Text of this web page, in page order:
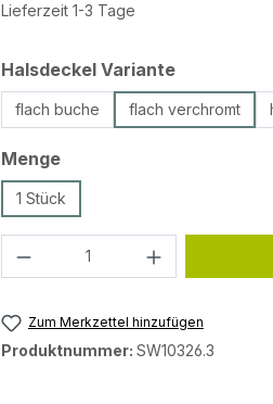
Lieferzeit 1-3 Tage
Halsdeckel Varianteauswählen
flach buche flach verchromt
Mengeauswählen
1 Stück
Produkt Anzahl: Gib
Zum Merkzettel hinzufügen
Produktnummer: SW10326.3